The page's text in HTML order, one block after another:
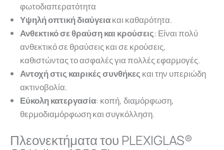
φωτοδιαπερατότητα
Υψηλή οπτικήδιαύγειακαι καθαρότητα.
Ανθεκτικό σε θραύση και κρούσεις: Είναι πολύ
ανθεκτικό σε θραύσεις και σε κρούσεις,
καθιστώντας το ασφαλές για πολλές εφαρμογές.
Αντοχή στις καιρικές συνθήκες και την υπεριώδη
ακτινοβολία.
Εύκολη κατεργασία: κοπή, διαμόρφωση,
θερμοδιαμόρφωση και συγκόλληση.
Πλεονεκτήματα του PLEXIGLAS®